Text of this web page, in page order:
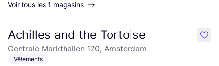
Voir tous les 1 magasins
Achilles and the Tortoise
Centrale Markthallen 170, Amsterdam
Vêtements
like